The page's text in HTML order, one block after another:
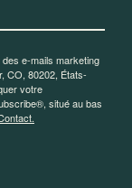
e-mails marketing
CO, 80202, États-
votre
situé au bas